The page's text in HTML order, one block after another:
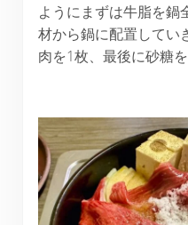
ようにまずは牛脂を鍋
材から鍋に配置してい
肉を1枚、最後に砂糖